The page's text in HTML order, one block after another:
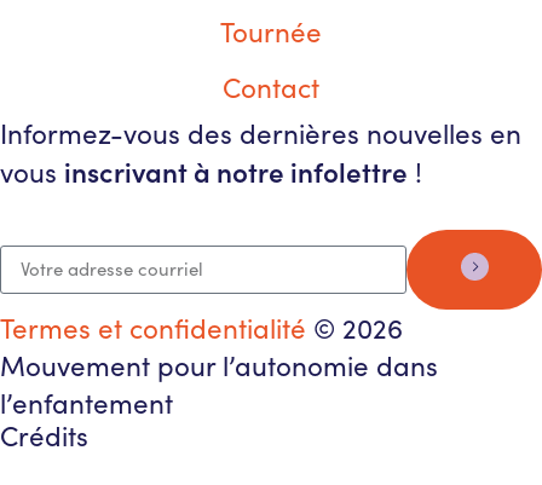
Tournée
Contact
Informez-vous des dernières nouvelles en
vous inscrivant à notre infolettre !
Termes et confidentialité © 2026
Mouvement pour l’autonomie dans
l’enfantement
Crédits